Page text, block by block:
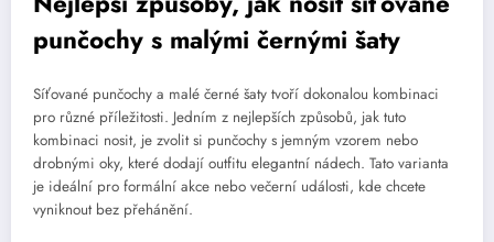
punčochy s malými černými šaty
Síťované punčochy a malé černé šaty tvoří dokonalou kombinaci
pro různé příležitosti. Jedním z nejlepších způsobů, jak tuto
kombinaci nosit, je zvolit si punčochy s jemným vzorem nebo
drobnými oky, které dodají outfitu elegantní nádech. Tato varianta
je ideální pro formální akce nebo večerní události, kde chcete
vyniknout bez přehánění.